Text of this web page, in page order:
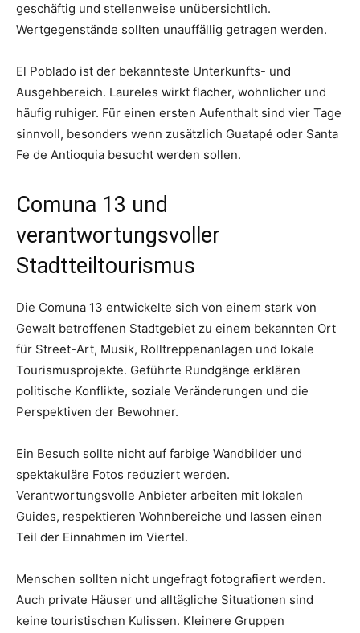
geschäftig und stellenweise unübersichtlich.
Wertgegenstände sollten unauffällig getragen werden.
El Poblado ist der bekannteste Unterkunfts- und
Ausgehbereich. Laureles wirkt flacher, wohnlicher und
häufig ruhiger. Für einen ersten Aufenthalt sind vier Tage
sinnvoll, besonders wenn zusätzlich Guatapé oder Santa
Fe de Antioquia besucht werden sollen.
Comuna 13 und
verantwortungsvoller
Stadtteiltourismus
Die Comuna 13 entwickelte sich von einem stark von
Gewalt betroffenen Stadtgebiet zu einem bekannten Ort
für Street-Art, Musik, Rolltreppenanlagen und lokale
Tourismusprojekte. Geführte Rundgänge erklären
politische Konflikte, soziale Veränderungen und die
Perspektiven der Bewohner.
Ein Besuch sollte nicht auf farbige Wandbilder und
spektakuläre Fotos reduziert werden.
Verantwortungsvolle Anbieter arbeiten mit lokalen
Guides, respektieren Wohnbereiche und lassen einen
Teil der Einnahmen im Viertel.
Menschen sollten nicht ungefragt fotografiert werden.
Auch private Häuser und alltägliche Situationen sind
keine touristischen Kulissen. Kleinere Gruppen